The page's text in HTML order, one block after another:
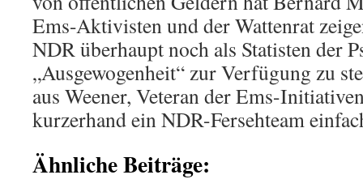
Ems-Aktivisten und der Wattenrat
NDR überhaupt noch als Statisten der
„Ausgewogenheit“ zur Verfügung zu
aus Weener, Veteran der Ems-
kurzerhand ein NDR-Fersehteam
Ähnliche Beiträge: